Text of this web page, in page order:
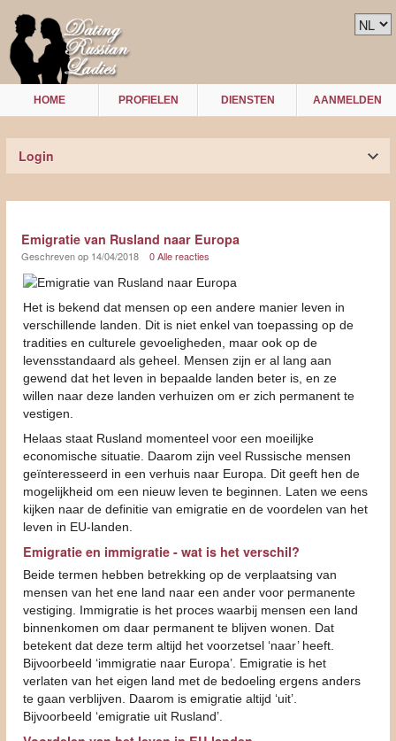
HOME PROFIELEN DIENSTEN AANMELDEN
Login
Emigratie van Rusland naar Europa
Geschreven op 14/04/2018 0 Alle reacties
Het is bekend dat mensen op een andere manier leven in
verschillende landen. Dit is niet enkel van toepassing op de
tradities en culturele gevoeligheden, maar ook op de
levensstandaard als geheel. Mensen zijn er al lang aan
gewend dat het leven in bepaalde landen beter is, en ze
willen naar deze landen verhuizen om er zich permanent te
vestigen.
Helaas staat Rusland momenteel voor een moeilijke
economische situatie. Daarom zijn veel Russische mensen
geïnteresseerd in een verhuis naar Europa. Dit geeft hen de
mogelijkheid om een nieuw leven te beginnen. Laten we eens
kijken naar de definitie van emigratie en de voordelen van het
leven in EU-landen.
Emigratie en immigratie - wat is het verschil?
Beide termen hebben betrekking op de verplaatsing van
mensen van het ene land naar een ander voor permanente
vestiging. Immigratie is het proces waarbij mensen een land
binnenkomen om daar permanent te blijven wonen. Dat
betekent dat deze term altijd het voorzetsel ‘naar’ heeft.
Bijvoorbeeld ‘immigratie naar Europa’. Emigratie is het
verlaten van het eigen land met de bedoeling ergens anders
te gaan verblijven. Daarom is emigratie altijd ‘uit’.
Bijvoorbeeld ‘emigratie uit Rusland’.